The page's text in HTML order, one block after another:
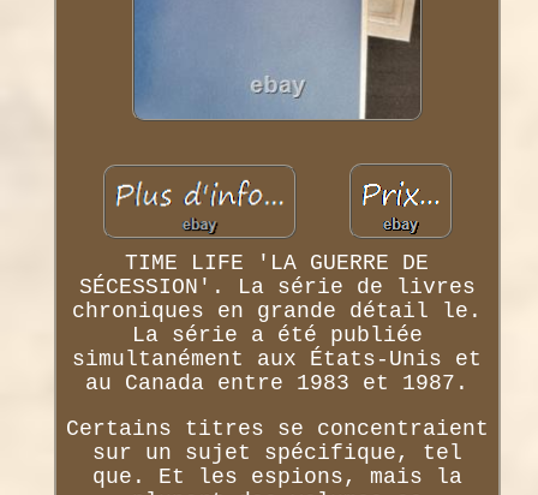
TIME LIFE 'LA GUERRE DE
SÉCESSION'. La série de livres
chroniques en grande détail le.
La série a été publiée
simultanément aux États-Unis et
au Canada entre 1983 et 1987.
Certains titres se concentraient
sur un sujet spécifique, tel
que. Et les espions, mais la